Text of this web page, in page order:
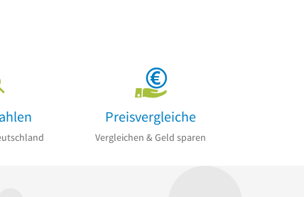
Preisvergleiche
Vergleichen & Geld sparen